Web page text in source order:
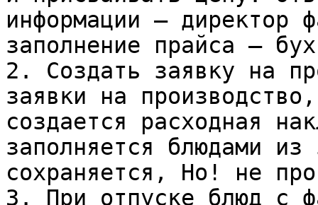
информации — директор
заполнение прайса —
2. Создать заявку на
заявки на
создается расходная
заполняется блюдами
сохраняется, Но! не
3. При отпуске блюд с